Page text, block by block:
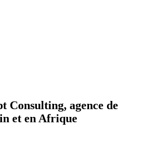
Consulting, agence de
et en Afrique